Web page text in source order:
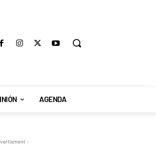
AGENDA
-